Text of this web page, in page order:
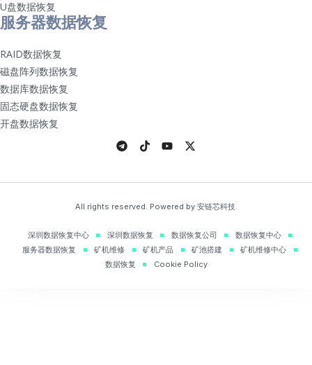
U盘数据恢复
服务器数据恢复
RAID数据恢复
磁盘阵列数据恢复
数据库数据恢复
固态硬盘数据恢复
开盘数据恢复
All rights reserved. Powered by 安链芯科技.
深圳数据恢复中心 深圳数据恢复 数据恢复公司
数据恢复中心
服务器数据恢复
矿机维修 矿机产品 矿池搭建
矿机维修中心
数据恢复
Cookie Policy